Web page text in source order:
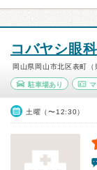
コバヤシ眼科
岡山県岡山市北区表町（
駐車場あり
土曜（〜12:30）